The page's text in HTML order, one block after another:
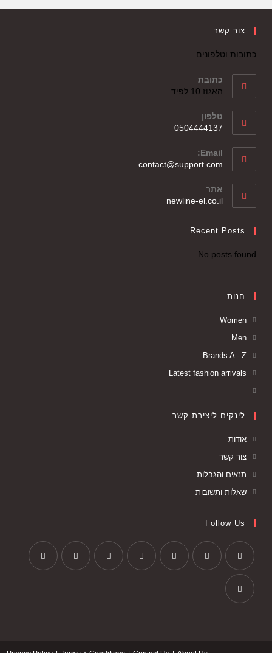
צור קשר
כתובות וטלפונים
כתובת
האגוז 10 לפיד
טלפון
0504444137
Email:
contact@support.com
אתר
newline-el.co.il
Recent Posts
No posts found.
חנות
Women
Men
Brands A - Z
Latest fashion arrivals
לינקים ליצירת קשר
אודות
צור קשר
תנאים והגבלות
שאלות ותשובות
Follow Us